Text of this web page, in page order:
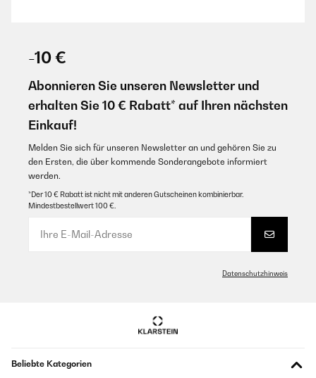
-10 €
Abonnieren Sie unseren Newsletter und
erhalten Sie 10 € Rabatt* auf Ihren nächsten
Einkauf!
Melden Sie sich für unseren Newsletter an und gehören Sie zu
den Ersten, die über kommende Sonderangebote informiert
werden.
*Der 10 € Rabatt ist nicht mit anderen Gutscheinen kombinierbar.
Mindestbestellwert 100 €.
Datenschutzhinweis
Beliebte Kategorien